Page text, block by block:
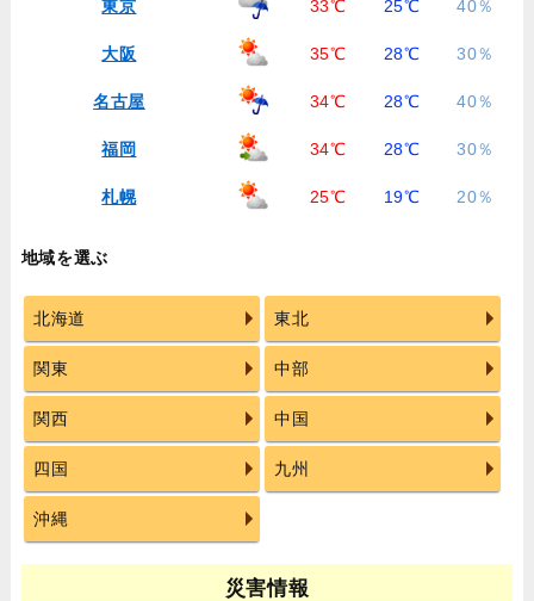
東京 33℃ 25℃ 40％
大阪 35℃ 28℃ 30％
名古屋 34℃ 28℃ 40％
福岡 34℃ 28℃ 30％
札幌 25℃ 19℃ 20％
地域を選ぶ
北海道 東北
関東 中部
関西 中国
四国 九州
沖縄
災害情報